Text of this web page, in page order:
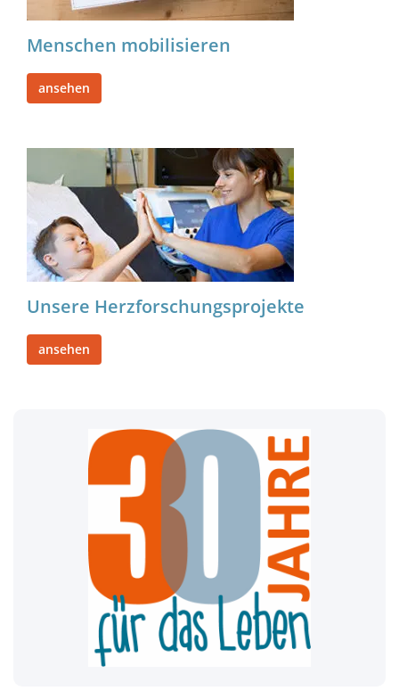
Menschen mobilisieren
ansehen
Unsere Herzforschungsprojekte
ansehen